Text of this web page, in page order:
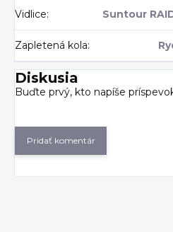
Vidlice: Suntour
Zapletená kola:
Diskusia
Buďte prvý, kto napíše
Pridať komentár